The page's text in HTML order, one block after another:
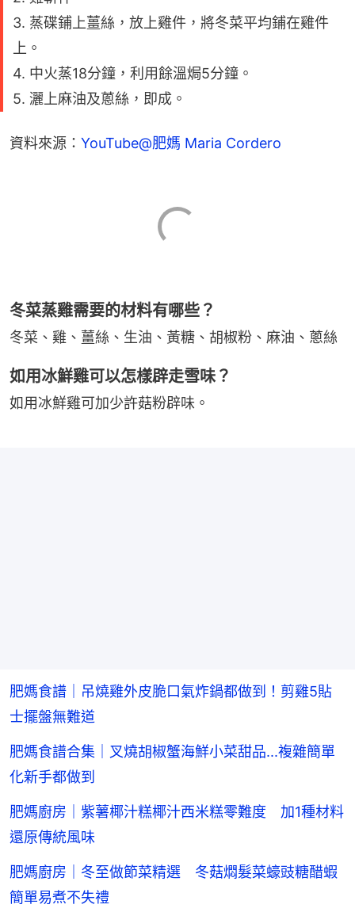
3. 蒸碟鋪上薑絲，放上雞件，將冬菜平均鋪在雞件
上。
4. 中火蒸18分鐘，利用餘溫焗5分鐘。
5. 灑上麻油及蔥絲，即成。
資料來源： YouTube@肥媽 Maria Cordero
冬菜蒸雞需要的材料有哪些？
冬菜、雞、薑絲、生油、黃糖、胡椒粉、麻油、蔥絲
如用冰鮮雞可以怎樣辟走雪味？
如用冰鮮雞可加少許菇粉辟味。
肥媽食譜｜吊燒雞外皮脆口氣炸鍋都做到！剪雞5貼
士擺盤無難道
肥媽食譜合集｜叉燒胡椒蟹海鮮小菜甜品...複雜簡單
化新手都做到
肥媽廚房｜紫薯椰汁糕椰汁西米糕零難度 加1種材料
還原傳統風味
肥媽廚房｜冬至做節菜精選 冬菇燜髮菜蠔豉糖醋蝦
簡單易煮不失禮